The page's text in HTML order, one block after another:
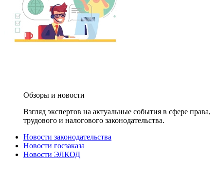
Обзоры и новости
Взгляд экспертов на актуальные события в сфере права,
трудового и налогового законодательства.
Новости законодательства
Новости госзаказа
Новости ЭЛКОД